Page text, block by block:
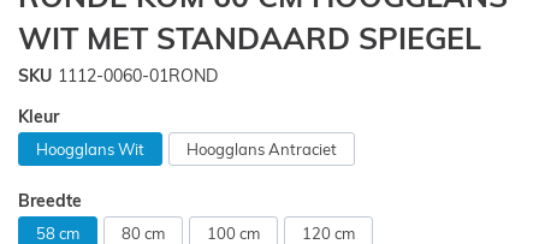
begin
van
de
afbeeldingen-
WIT MET STANDAARD SPIEGEL
SKU 1112-0060-01ROND
Kleur
Hoogglans Wit Hoogglans Antraciet
Breedte
58 cm 80 cm 100 cm 120 cm